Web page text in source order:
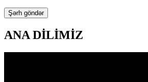
ANA DİLİMİZ